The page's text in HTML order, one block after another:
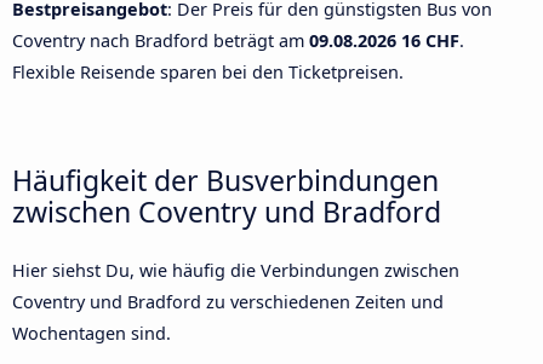
Bestpreisangebot: Der Preis für den günstigsten Bus von
Coventry nach Bradford beträgt am 09.08.2026 16 CHF.
Flexible Reisende sparen bei den Ticketpreisen.
Häufigkeit der Busverbindungen
zwischen Coventry und Bradford
Hier siehst Du, wie häufig die Verbindungen zwischen
Coventry und Bradford zu verschiedenen Zeiten und
Wochentagen sind.